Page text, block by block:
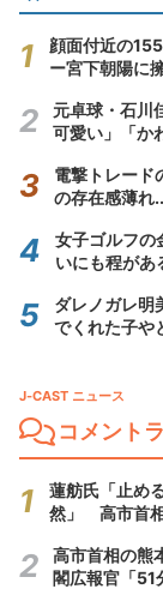
顔面付近の
ー宮下朝陽に
元卓球・石川
可愛い」「か
電撃トレード
の存在感薄れ
女子ゴルフの
いにも程が
ダレノガレ明
でくれた子や
J-CAST ニュース
コメント
蓮舫氏「止め
然」 高市首
高市首相の熊
閣広報官「51